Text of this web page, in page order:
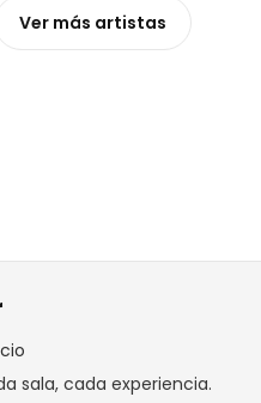
Ver más artistas
sala, cada experiencia.